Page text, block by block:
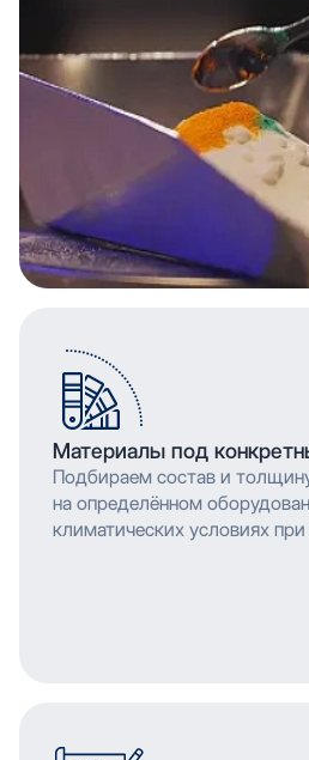
Материалы под
Подбираем состав и
на определённом
климатических условиях